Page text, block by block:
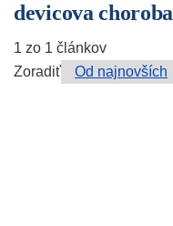
devicova choroba
1 zo 1 článkov
Zoradiť